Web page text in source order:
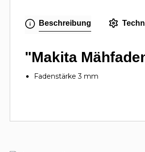
Beschreibung
"Makita
Fadenstärke 3 mm